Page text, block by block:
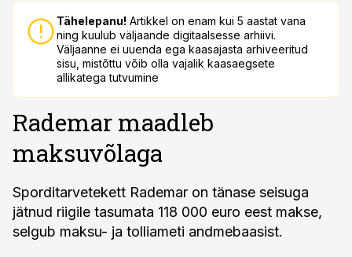
Tähelepanu! Artikkel on enam kui 5 aastat vana
ning kuulub väljaande digitaalsesse arhiivi.
Väljaanne ei uuenda ega kaasajasta arhiveeritud
sisu, mistõttu võib olla vajalik kaasaegsete
allikatega tutvumine
Rademar maadleb
maksuvõlaga
Sporditarvetekett Rademar on tänase seisuga
jätnud riigile tasumata 118 000 euro eest makse,
selgub maksu- ja tolliameti andmebaasist.